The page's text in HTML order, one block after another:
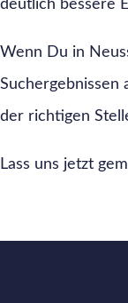
deutlich bessere
Wenn Du in
Suchergebnissen
der richtigen
Lass uns jetzt